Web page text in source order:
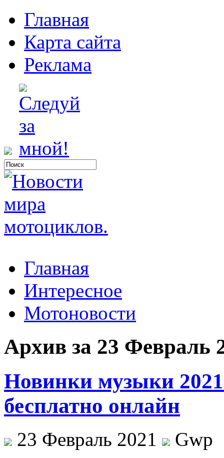
Главная
Карта сайта
Реклама
Главная
Интересное
Мотоновости
Архив за 23 Февраль
Новинки музыки
бесплатно онлайн
23 Февраль 2021
Gwp